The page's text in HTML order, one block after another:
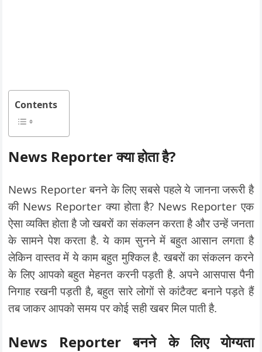
Contents
News Reporter क्या होता है?
News Reporter बनने के लिए सबसे पहले ये जानना जरूरी है
की News Reporter क्या होता है? News Reporter एक
ऐसा व्यक्ति होता है जो खबरों का संकलन करता है और उन्हें जनता
के सामने पेश करता है. ये काम सुनने में बहुत आसान लगता है
लेकिन वास्तव में ये काम बहुत मुश्किल है. खबरों का संकलन करने
के लिए आपको बहुत मेहनत करनी पड़ती है. अपने आसपास पैनी
निगाह रखनी पड़ती है, बहुत सारे लोगों से कांटैक्ट बनाने पड़ते हैं
तब जाकर आपको समय पर कोई सही खबर मिल पाती है.
News Reporter बनने के लिए योग्यता